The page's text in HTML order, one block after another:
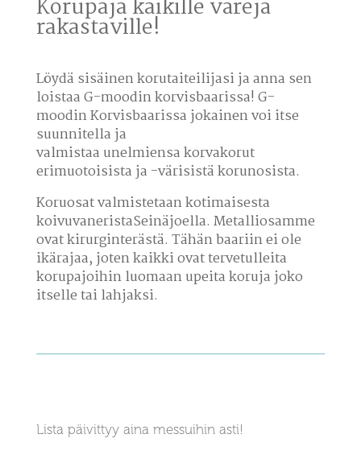
Korupaja kaikille värejä
rakastaville!
Löydä sisäinen korutaiteilijasi ja anna sen
loistaa G-moodin korvisbaarissa! G-
moodin Korvisbaarissa jokainen voi itse
suunnitella ja
valmistaa unelmiensa korvakorut
erimuotoisista ja -värisistä korunosista.
Koruosat valmistetaan kotimaisesta
koivuvaneristaSeinäjoella. Metalliosamme
ovat kirurginterästä. Tähän baariin ei ole
ikärajaa, joten kaikki ovat tervetulleita
korupajoihin luomaan upeita koruja joko
itselle tai lahjaksi.
Lista päivittyy aina messuihin asti!